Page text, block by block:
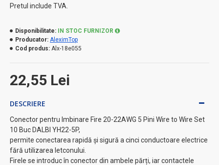
Pretul include TVA.
22,55 Lei
Disponibilitate: IN STOC FURNIZOR
Producator: AleximTop
Cod produs: Alx-18e055
DESCRIERE
Conector pentru Imbinare Fire 20-22AWG 5 Pini Wire to Wire Set
10 Buc DALBI YH22-5P,
permite conectarea rapidă și sigură a cinci conductoare electrice
fără utilizarea letconului.
Firele se introduc în conector din ambele părți, iar contactele